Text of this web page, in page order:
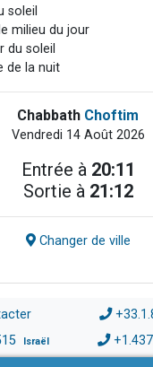
soleil
milieu du jour
du soleil
de la nuit
Chabbath Choftim
Vendredi 14 Août 2026
Entrée à 20:11
Sortie à 21:12
Changer de ville
Israël